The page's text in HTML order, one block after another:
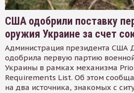
США одобрили поставку
оружия Украине за счет
Администрация президента США
одобрила первую партию
Украины в рамках механизма
Requirements List. Об этом
на два источника, знакомых с